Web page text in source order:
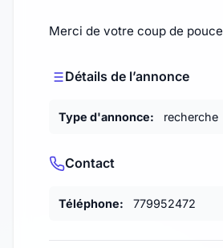
Merci de votre coup de pouce
Détails de l’annonce
Type d'annonce: recherche
Contact
Téléphone: 779952472